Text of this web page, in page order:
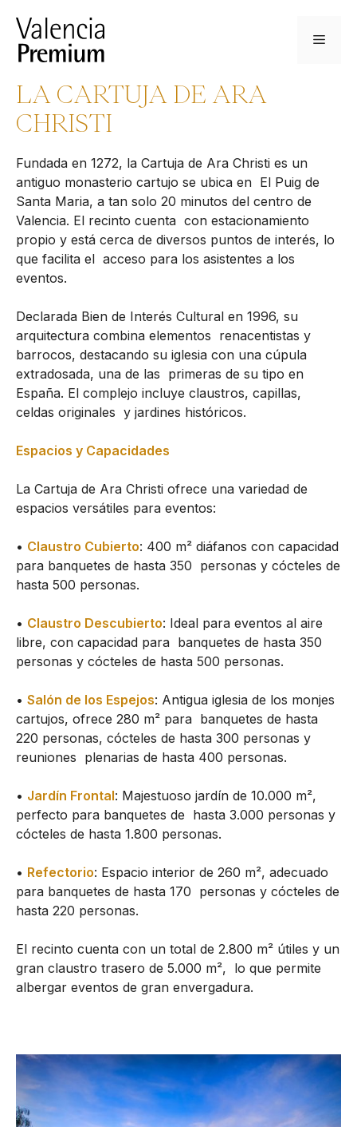
contenido
Menú
LA CARTUJA DE ARA
CHRISTI
Fundada en 1272, la Cartuja de Ara Christi es un
antiguo monasterio cartujo se ubica en El Puig de
Santa Maria, a tan solo 20 minutos del centro de
Valencia. El recinto cuenta con estacionamiento
propio y está cerca de diversos puntos de interés, lo
que facilita el acceso para los asistentes a los
eventos.
Declarada Bien de Interés Cultural en 1996, su
arquitectura combina elementos renacentistas y
barrocos, destacando su iglesia con una cúpula
extradosada, una de las primeras de su tipo en
España. El complejo incluye claustros, capillas,
celdas originales y jardines históricos.
Espacios y Capacidades
La Cartuja de Ara Christi ofrece una variedad de
espacios versátiles para eventos:
• Claustro Cubierto: 400 m² diáfanos con capacidad
para banquetes de hasta 350 personas y cócteles de
hasta 500 personas.
• Claustro Descubierto: Ideal para eventos al aire
libre, con capacidad para banquetes de hasta 350
personas y cócteles de hasta 500 personas.
• Salón de los Espejos: Antigua iglesia de los monjes
cartujos, ofrece 280 m² para banquetes de hasta
220 personas, cócteles de hasta 300 personas y
reuniones plenarias de hasta 400 personas.
• Jardín Frontal: Majestuoso jardín de 10.000 m²,
perfecto para banquetes de hasta 3.000 personas y
cócteles de hasta 1.800 personas.
• Refectorio: Espacio interior de 260 m², adecuado
para banquetes de hasta 170 personas y cócteles de
hasta 220 personas.
El recinto cuenta con un total de 2.800 m² útiles y un
gran claustro trasero de 5.000 m², lo que permite
albergar eventos de gran envergadura.